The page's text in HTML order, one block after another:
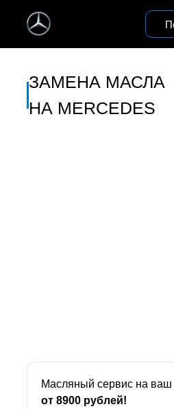
ЗАМЕНА МАСЛА
НА MERCEDES
Масляный сервис на ваш
от 8900 рублей!